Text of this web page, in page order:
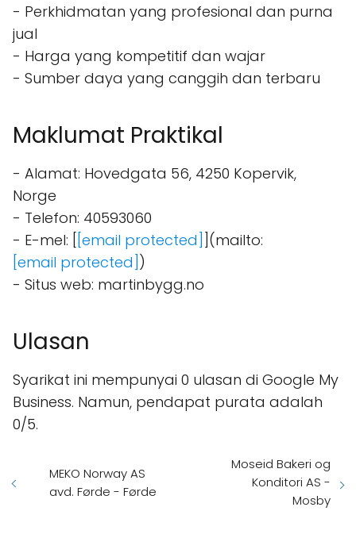
- Perkhidmatan yang profesional dan purna
jual
- Harga yang kompetitif dan wajar
- Sumber daya yang canggih dan terbaru
Maklumat Praktikal
- Alamat: Hovedgata 56, 4250 Kopervik,
Norge
- Telefon: 40593060
- E-mel: [ [email protected] ](mailto:
[email protected] )
- Situs web: martinbygg.no
Ulasan
Syarikat ini mempunyai 0 ulasan di Google My
Business. Namun, pendapat purata adalah
0/5.
MEKO Norway AS
avd. Førde - Førde
Moseid Bakeri og
Konditori AS -
Mosby